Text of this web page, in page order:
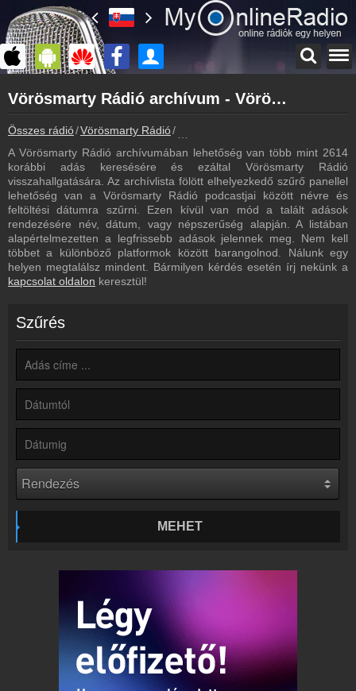
myonlineradio.hu
Vörösmarty Rádió
Vissza a Vörösmarty Rádió oldalára
Bejelentkezés
Hozz létre saját fiókot!
Most szól
Tudd meg mi szólt eddig
Műsorújság
Vörösmarty Rádió műsorai
Hírek
Kapcsolat
Írj nekünk!
Partnerek
Rádiós partnerek
Ágyazd be weboldaladba
Készítés lépésről lépésre
Vörösmarty Rádió archívum - Vörösmarty Rádió podcasts - Vörösmarty Rádió visszahallgatás
Összes rádió Vörösmarty Rádió
A Vörösmarty Rádió archívumában lehetőség van több mint 2614
korábbi adás keresésére és ezáltal Vörösmarty Rádió
visszahallgatására. Az archívlista fölött elhelyezkedő szűrő panellel
lehetőség van a Vörösmarty Rádió podcastjai között névre és
feltöltési dátumra szűrni. Ezen kívül van mód a talált adások
rendezésére név, dátum, vagy népszerűség alapján. A listában
alapértelmezetten a legfrissebb adások jelennek meg. Nem kell
többet a különböző platformok között barangolnod. Nálunk egy
helyen megtalálsz mindent. Bármilyen kérdés esetén írj nekünk a
kapcsolat oldalon keresztül!
Szűrés
MEHET